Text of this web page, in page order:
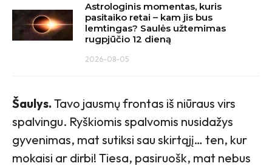
Astrologinis momentas, kuris
pasitaiko retai – kam jis bus
lemtingas? Saulės užtemimas
rugpjūčio 12 dieną
2026-08-05
Šaulys. Tavo jausmų frontas iš niūraus virs
spalvingu. Ryškiomis spalvomis nusidažys
gyvenimas, mat sutiksi sau skirtąjį… ten, kur
mokaisi ar dirbi! Tiesa, pasiruošk, mat nebus